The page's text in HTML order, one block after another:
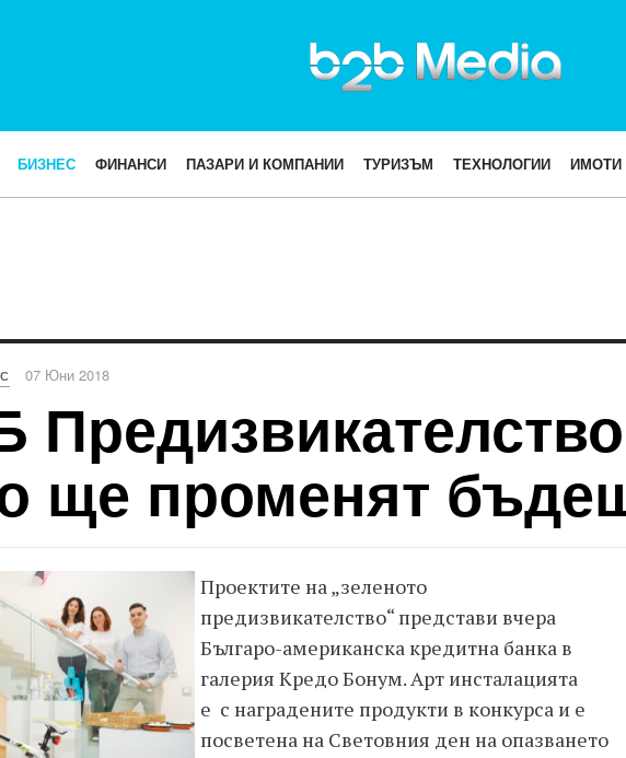
БИЗНЕС ФИНАНСИ ПАЗАРИ И КОМПАНИИ ТУРИЗЪМ ТЕХНОЛОГИИ ИМОТИ
07 Юни 2018
ще променят
Проектите на „зеленото
предизвикателство“ представи вчера
Българо-американска кредитна банка в
галерия Кредо Бонум. Арт инсталацията
е с наградените продукти в конкурса и е
посветена на Световния ден на опазването